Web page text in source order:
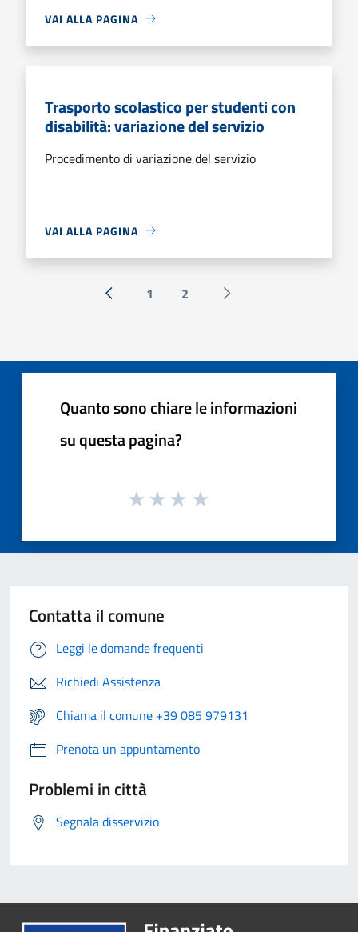
VAI ALLA PAGINA
Trasporto scolastico per studenti con
disabilità: variazione del servizio
Procedimento di variazione del servizio
VAI ALLA PAGINA
« Precedente
1 2 Successiva »
Quanto sono chiare le informazioni
su questa pagina?
Contatta il comune
Leggi le domande frequenti
Richiedi Assistenza
Chiama il comune +39 085 979131
Prenota un appuntamento
Problemi in città
Segnala disservizio